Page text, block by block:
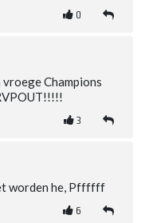
0
Champions
3
worden he, Pffffff
6